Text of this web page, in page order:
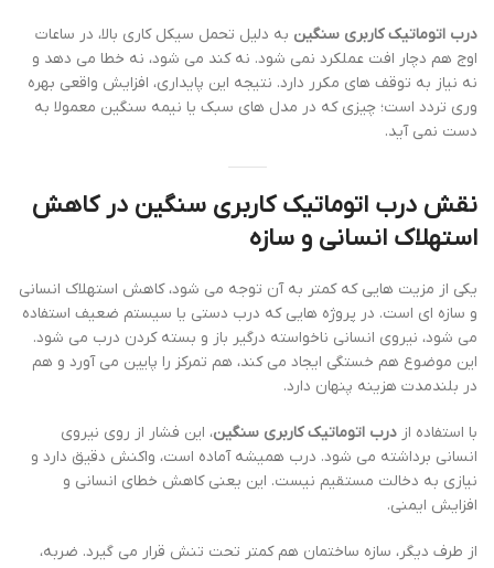
درب اتوماتیک کاربری سنگین به دلیل تحمل سیکل کاری بالا، در ساعات
اوج هم دچار افت عملکرد نمی شود. نه کند می شود، نه خطا می دهد و
نه نیاز به توقف های مکرر دارد. نتیجه این پایداری، افزایش واقعی بهره
وری تردد است؛ چیزی که در مدل های سبک یا نیمه سنگین معمولا به
دست نمی آید.
نقش درب اتوماتیک کاربری سنگین در کاهش
استهلاک انسانی و سازه
یکی از مزیت هایی که کمتر به آن توجه می شود، کاهش استهلاک انسانی
و سازه ای است. در پروژه هایی که درب دستی یا سیستم ضعیف استفاده
می شود، نیروی انسانی ناخواسته درگیر باز و بسته کردن درب می شود.
این موضوع هم خستگی ایجاد می کند، هم تمرکز را پایین می آورد و هم
در بلندمدت هزینه پنهان دارد.
با استفاده از درب اتوماتیک کاربری سنگین، این فشار از روی نیروی
انسانی برداشته می شود. درب همیشه آماده است، واکنش دقیق دارد و
نیازی به دخالت مستقیم نیست. این یعنی کاهش خطای انسانی و
افزایش ایمنی.
از طرف دیگر، سازه ساختمان هم کمتر تحت تنش قرار می گیرد. ضربه،